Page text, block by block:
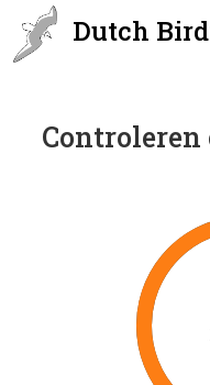
Dutch
Controleren